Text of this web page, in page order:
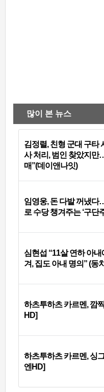
많이 본 뉴스
김정렬, 친형 군대 구타
사 처리, 범인 찾았지만
매”(데이앤나잇)
임영웅, 돈 다발 꺼냈
로 수당 챙겨주는 ‘구단
심현섭 “11살 연하 아내
겨, 집도 아내 명의” (동
하츠투하츠 카르멘, 깜
HD]
하츠투하츠 카르멘, 싱
엔HD]